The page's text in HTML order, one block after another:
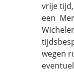
vrije
een
wegen